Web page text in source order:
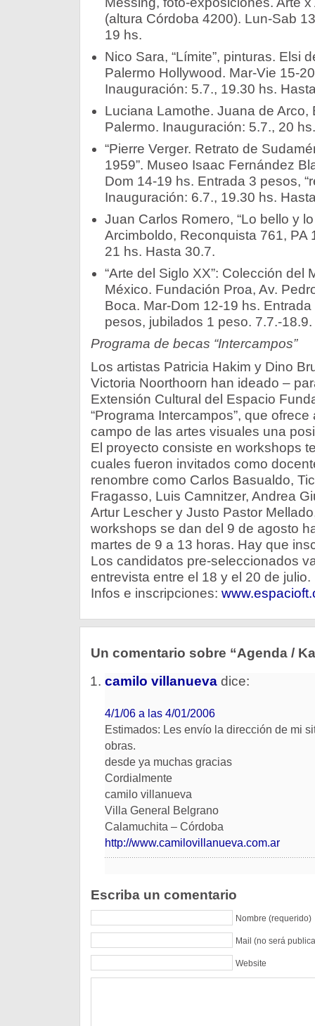
(altura Córdoba 4200). Lun-Sab
19 hs.
Nico Sara, “Límite”, pinturas. Elsi
Palermo Hollywood. Mar-Vie 15-
Inauguración: 5.7., 19.30 hs.
Luciana Lamothe. Juana de Arco,
Palermo. Inauguración: 5.7., 20 hs.
“Pierre Verger. Retrato de
1959”. Museo Isaac Fernández
Dom 14-19 hs. Entrada 3 pesos,
Inauguración: 6.7., 19.30 hs.
Juan Carlos Romero, “Lo bello y
Arcimboldo, Reconquista 761, PA
21 hs. Hasta 30.7.
“Arte del Siglo XX”: Colección del
México. Fundación Proa, Av.
Boca. Mar-Dom 12-19 hs.
pesos, jubilados 1 peso. 7.7.-18.9.
Programa de becas “Intercampos”
Los artistas Patricia Hakim y Dino
Victoria Noorthoorn han ideado –
Extensión Cultural del Espacio
“Programa Intercampos”, que
campo de las artes visuales una
El proyecto consiste en workshops
cuales fueron invitados como
renombre como Carlos Basualdo,
Fragasso, Luis Camnitzer, Andrea
Artur Lescher y Justo Pastor
workshops se dan del 9 de agosto
martes de 9 a 13 horas. Hay que
Los candidatos pre-seleccionados
entrevista entre el 18 y el 20 de
Infos e inscripciones:
Un comentario sobre “Agenda /
camilo villanuevadice:
4/1/06 a las 4/01/2006
Estimados: Les envío la dirección de mi
obras.
desde ya muchas gracias
Cordialmente
camilo villanueva
Villa General Belgrano
Calamuchita – Córdoba
http://www.camilovillanueva.com.ar
Escriba un comentario
Nombre (requerido)
Mail (no será
Website